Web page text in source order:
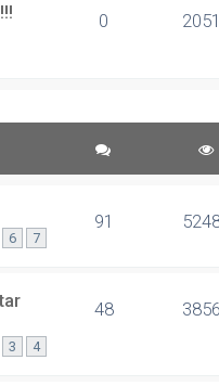
0
6 7
91
3 4
48